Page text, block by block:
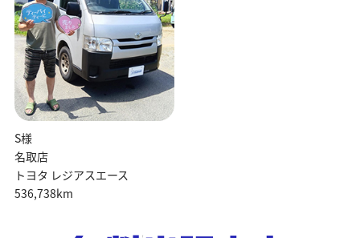
S様
名取店
トヨタ レジアスエース
536,738km